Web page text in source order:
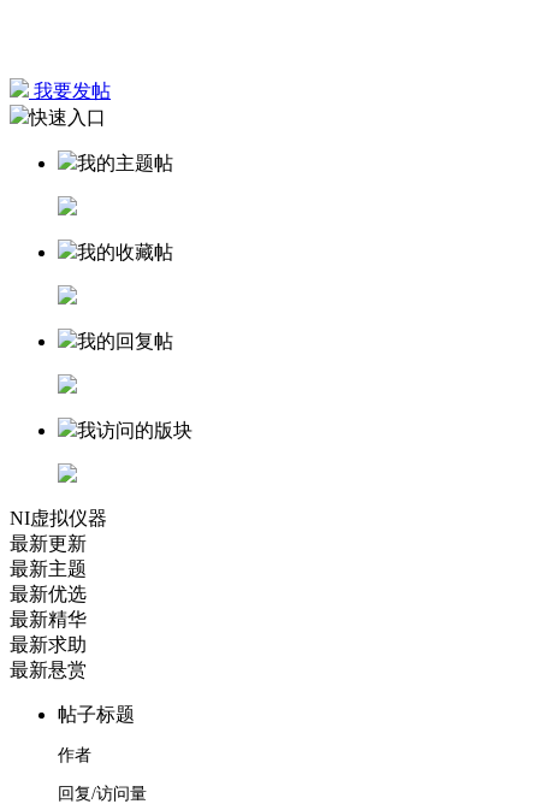
我要发帖
快速入口
我的主题帖
我的收藏帖
我的回复帖
我访问的版块
NI虚拟仪器
最新更新
最新主题
最新优选
最新精华
最新求助
最新悬赏
帖子标题
作者
回复/访问量